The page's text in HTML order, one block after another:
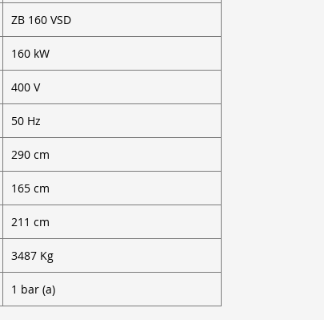
ZB 160 VSD
160 kW
400 V
50 Hz
290 cm
165 cm
211 cm
3487 Kg
1 bar (a)